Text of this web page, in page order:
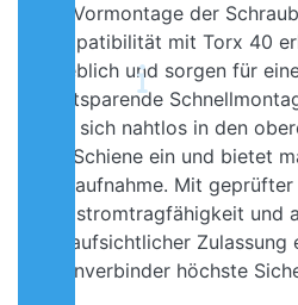
Die Vormontage der
Kompatibilität mit Torx 40
erheblich und sorgen für
kraftsparende
fügt sich nahtlos in den
der Schiene ein und bietet
Lastaufnahme. Mit geprüfter
Blitzstromtragfähigkeit und
bauaufsichtlicher
Innenverbinder höchste